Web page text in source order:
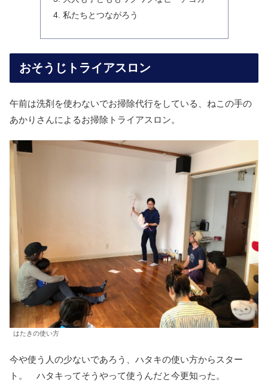
私たちとつながろう
おそうじトライアスロン
午前は洗剤を使わないでお掃除代行をしている、ねこの手の
あかりさんによるお掃除トライアスロン。
はたきの使い方
今や使う人の少ないであろう、ハタキの使い方からスター
ト。 ハタキってそうやって使うんだと今更知った。